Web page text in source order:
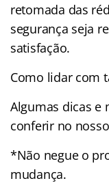
retomada das
segurança seja
satisfação.
Como lidar com
Algumas dicas e
conferir no
*Não negue o
mudança.